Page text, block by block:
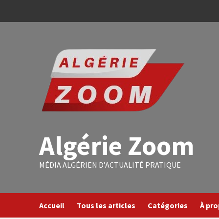
Algérie Zoom
MÉDIA ALGÉRIEN D’ACTUALITÉ PRATIQUE
Accueil Tous les articles Catégories À